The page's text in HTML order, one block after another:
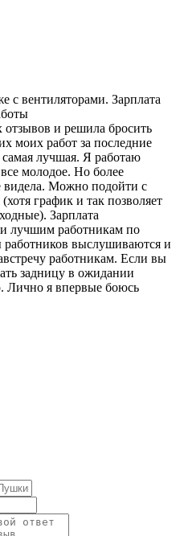
с вентиляторами. Зарплата
и решила бросить
моих работ за последние
лучшая. Я работаю
молодое. Но более
видела. Можно подойти с
график и так позволяет
Зарплата
лучшим работникам по
выслушиваются и
работникам. Если вы
задницу в ожидании
Лично я впервые боюсь